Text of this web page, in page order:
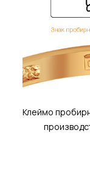
Клеймо